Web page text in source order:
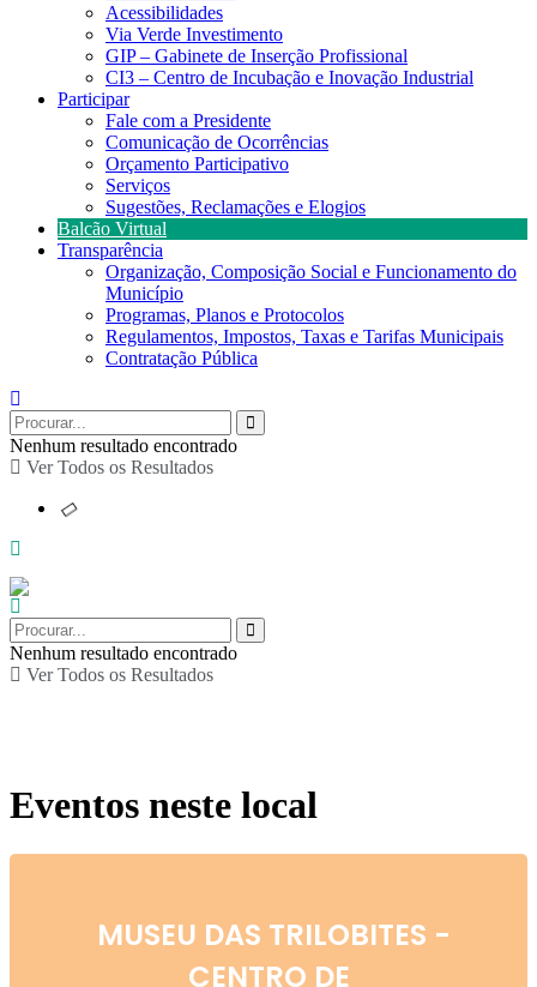
Acessibilidades
Via Verde Investimento
GIP – Gabinete de Inserção Profissional
CI3 – Centro de Incubação e Inovação Industrial
Participar
Fale com a Presidente
Comunicação de Ocorrências
Orçamento Participativo
Serviços
Sugestões, Reclamações e Elogios
Balcão Virtual
Transparência
Organização, Composição Social e Funcionamento do
Município
Programas, Planos e Protocolos
Regulamentos, Impostos, Taxas e Tarifas Municipais
Contratação Pública
Nenhum resultado encontrado
Ver Todos os Resultados
Nenhum resultado encontrado
Ver Todos os Resultados
Eventos neste local
MUSEU DAS TRILOBITES -
CENTRO DE